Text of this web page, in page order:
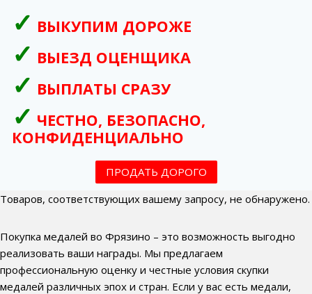
ВЫКУПИМ ДОРОЖЕ
ВЫЕЗД ОЦЕНЩИКА
ВЫПЛАТЫ СРАЗУ
ЧЕСТНО, БЕЗОПАСНО,
КОНФИДЕНЦИАЛЬНО
ПРОДАТЬ ДОРОГО
Товаров, соответствующих вашему запросу, не обнаружено.
Покупка медалей во Фрязино – это возможность выгодно
реализовать ваши награды. Мы предлагаем
профессиональную оценку и честные условия скупки
медалей различных эпох и стран. Если у вас есть медали,